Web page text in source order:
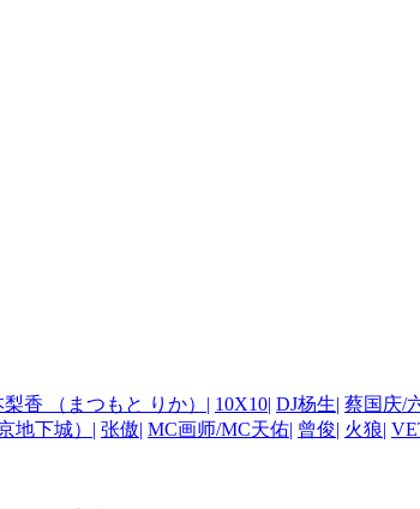
香 （まつもと りか） | 10X10| DJ杨生| 蔡国庆/
地下城） | 张傲| MC画师/MC天佑| 曾俊| 火狼|